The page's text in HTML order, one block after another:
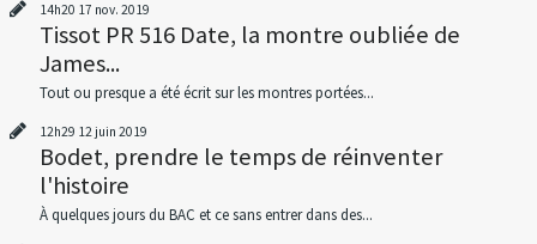
14h20 17 nov. 2019
Tissot PR 516 Date, la montre oubliée de
James...
Tout ou presque a été écrit sur les montres portées...
12h29 12 juin 2019
Bodet, prendre le temps de réinventer
l'histoire
À quelques jours du BAC et ce sans entrer dans des...